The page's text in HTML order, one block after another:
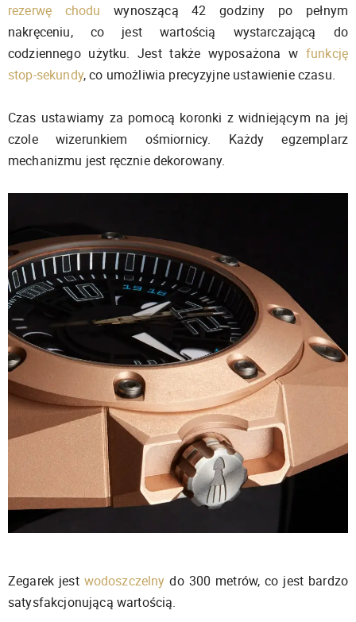
rezerwę chodu wynoszącą 42 godziny po pełnym
nakręceniu, co jest wartością wystarczającą do
codziennego użytku. Jest także wyposażona w funkcję
stop-sekundy, co umożliwia precyzyjne ustawienie czasu.
Czas ustawiamy za pomocą koronki z widniejącym na jej
czole wizerunkiem ośmiornicy. Każdy egzemplarz
mechanizmu jest ręcznie dekorowany.
Zegarek jest wodoszczelny do 300 metrów, co jest bardzo
satysfakcjonującą wartością.